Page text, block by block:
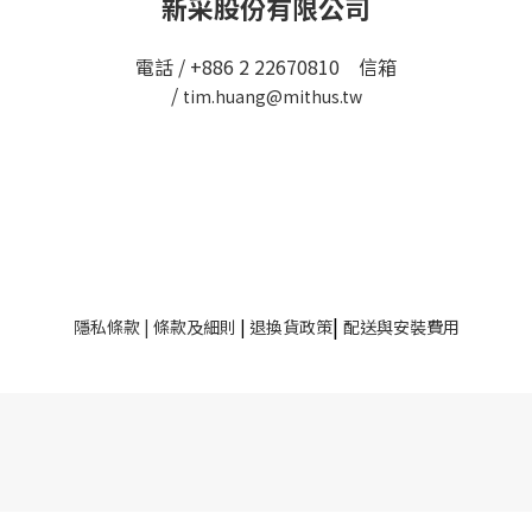
電話 / +886 2 22670810 信箱
/ tim.huang@mithus.tw
隱私條款| 條款及細則 | 退換貨政策| 配送與安裝費用